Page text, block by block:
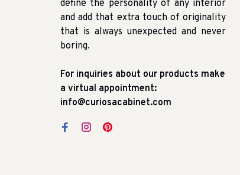
define the personality of any interior
and add that extra touch of originality
that is always unexpected and never
boring.
For inquiries about our products make
a virtual appointment:
info@curiosacabinet.com